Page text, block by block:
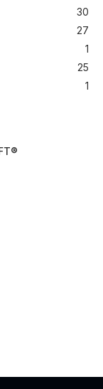
30
27
1
25
1